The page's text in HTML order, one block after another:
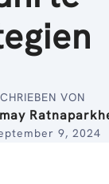
VON
9, 2024